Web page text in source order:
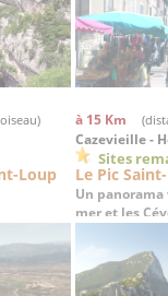
Loup
à 15 Km
Cazevieille -
Sites
Le Pic
Un
mer et les